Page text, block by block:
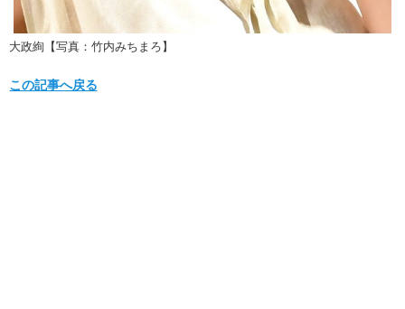
大政絢【写真：竹内みちまろ】
この記事へ戻る